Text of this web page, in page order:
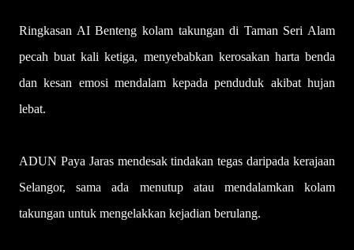
Ringkasan AI Benteng kolam takungan di Taman Seri Alam
pecah buat kali ketiga, menyebabkan kerosakan harta benda
dan kesan emosi mendalam kepada penduduk akibat hujan
lebat.
ADUN Paya Jaras mendesak tindakan tegas daripada kerajaan
Selangor, sama ada menutup atau mendalamkan kolam
takungan untuk mengelakkan kejadian berulang.